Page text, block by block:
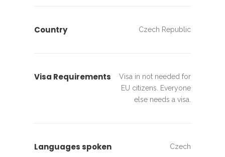
Country Czech Republic
Visa Requirements
Visa in not needed for
EU citizens. Everyone
else needs a visa.
Languages spoken Czech